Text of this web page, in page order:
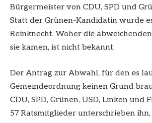
Bürgermeister von CDU, SPD und
Statt der Grünen-Kandidatin wurde
Reinknecht. Woher die
sie kamen, ist nicht bekannt.
Der Antrag zur Abwahl, für den es
Gemeindeordnung keinen Grund
CDU, SPD, Grünen, USD, Linken und
57 Ratsmitglieder unterschrieben